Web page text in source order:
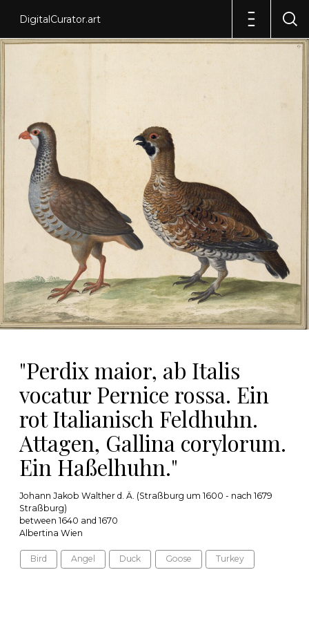
DigitalCurator.art
"Perdix maior, ab Italis
vocatur Pernice rossa. Ein
rot Italianisch Feldhuhn.
Attagen, Gallina corylorum.
Ein Haßelhuhn."
Johann Jakob Walther d. Ä. (Straßburg um 1600 - nach 1679
Straßburg)
between 1640 and 1670
Albertina Wien
Bird Angel Duck Goose Turkey